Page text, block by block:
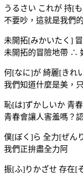
うるさい これが 持[
不要吵，這就是我們
未開拓[みかいたく]
未開拓的冒險地帶 ∴
何[なに]が 綺麗[きれ
我們知道什麼是美，
恥[は]ずかしいか 青
青春會讓人害羞嗎？
僕[ぼく]ら 全力[ぜん
我們正拚盡全力阿
振[ふ]りかざせ 存在[